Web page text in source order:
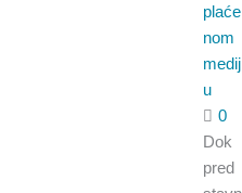
plaće
nom
medij
u
0
Dok
pred